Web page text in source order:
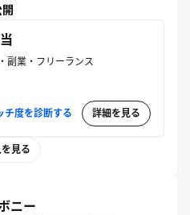
・キャリア形成を促進してい
副業・フリーランス
チ度を診断する 詳細を見る
見る
ニー